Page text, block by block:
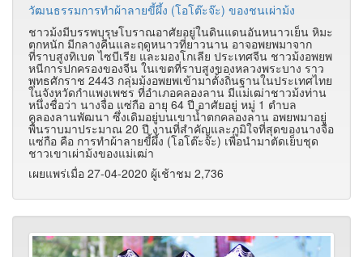
วัฒนธรรมการทำผ้าลายขี้ผึ้ง (โอโต๊ะจ๊ะ) ของชนเผ่าม้ง
ชาวม้งมีบรรพบุรุษโบราณอาศัยอยู่ในดินแดนอันหนาวเย็น หิมะ
ตกหนัก มีกลางคืนและฤดูหนาวที่ยาวนาน อาจอพยพมาจาก
ที่ราบสูงทิเบต ไซบีเรีย และมองโกเลีย ประเทศจีน ชาวม้งอพยพ
หนีการปกครองของจีน ในเขตที่ราบสูงของหลวงพระบาง ราว
พุทธศักราช 2443 กลุ่มม้งอพยพเข้ามาตั้งถิ่นฐานในประเทศไทย
ในจังหวัดกำแพงเพชร ที่อำเภอคลองลาน มีแม่เฒ่าชาวม้งท่าน
หนึ่งชื่อว่า นางจื่อ แซ่กือ อายุ 64 ปี อาศัยอยู่ หมู่ 1 ตำบล
คลองลานพัฒนา ซึ่งเดิมอยู่บนเขาน้ำตกคลองลาน อพยพมาอยู่
พื้นราบมาประมาณ 20 ปี งานที่สำคัญและภูมิใจที่สุดของนางจื่อ
แซ่กือ คือ การทำผ้าลายขี้ผึ้ง (โอโต๊ะจ๊ะ) เพื่อนำมาตัดเย็บชุด
ชาวเขาเผ่าม้งของแม่เฒ่า
เผยแพร่เมื่อ 27-04-2020 ผู้เช้าชม 2,736